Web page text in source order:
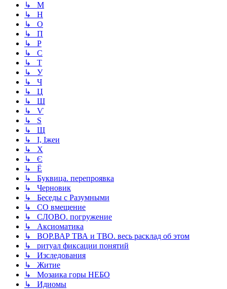
↳ М
↳ Н
↳ О
↳ П
↳ Р
↳ С
↳ Т
↳ У
↳ Ч
↳ Ц
↳ Ш
↳ Ѵ
↳ Ѕ
↳ Щ
↳ І, Іжеи
↳ Х
↳ Є
↳ Ё
↳ Буквица. перепроявка
↳ Черновик
↳ Беседы с Разумными
↳ СО вмещение
↳ СЛОВО. погружение
↳ Аксиоматика
↳ ВОР.ВАР ТВА и ТВО. весь расклад об этом
↳ ритуал фиксации понятий
↳ Изследования
↳ Житие
↳ Мозаика горы НЕБО
↳ Идиомы